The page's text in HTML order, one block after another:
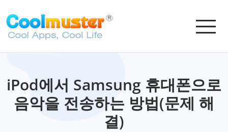
iPod에서 Samsung 휴대폰으로
음악을 전송하는 방법(문제 해
결)